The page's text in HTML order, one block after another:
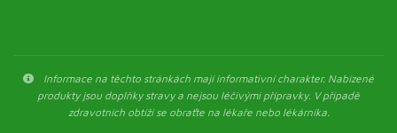
Informace na těchto stránkách mají informativní charakter. Nabízené
produkty jsou doplňky stravy a nejsou léčivými přípravky. V případě
zdravotních obtíží se obraťte na lékaře nebo lékárníka.